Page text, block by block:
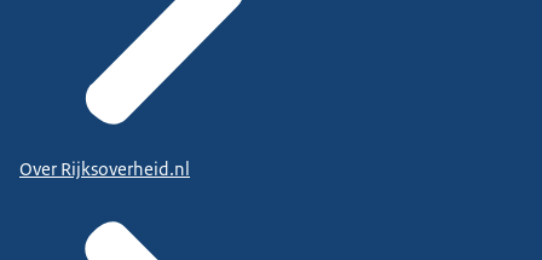
Over Rijksoverheid.nl